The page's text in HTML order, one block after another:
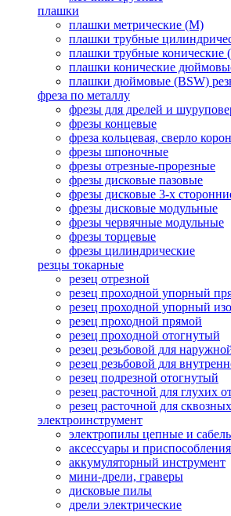
плашки
плашки метрические (М)
плашки трубные
плашки трубные конические
плашки конические
плашки дюймовые (BSW)
фреза по металлу
фрезы для дрелей и
фрезы концевые
фреза кольцевая, сверло
фрезы шпоночные
фрезы отрезные-прорезные
фрезы дисковые пазовые
фрезы дисковые 3-х
фрезы дисковые модульные
фрезы червячные модульные
фрезы торцевые
фрезы цилиндрические
резцы токарные
резец отрезной
резец проходной упорный
резец проходной упорный
резец проходной прямой
резец проходной отогнутый
резец резьбовой для
резец резьбовой для
резец подрезной отогнутый
резец расточной для глухих
резец расточной для
электроинструмент
электропилы цепные и
аксессуары и
аккумуляторный инструмент
мини-дрели, граверы
дисковые пилы
дрели электрические